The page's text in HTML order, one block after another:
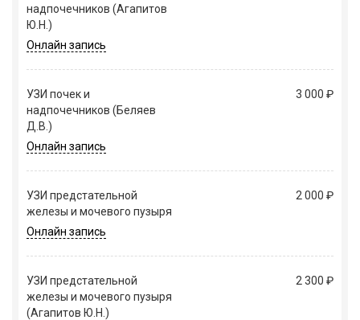
надпочечников (Агапитов
Ю.Н.)
Онлайн запись
УЗИ почек и
надпочечников (Беляев
Д.В.)
3 000 ₽
Онлайн запись
УЗИ предстательной
железы и мочевого пузыря
2 000 ₽
Онлайн запись
УЗИ предстательной
железы и мочевого пузыря
(Агапитов Ю.Н.)
2 300 ₽